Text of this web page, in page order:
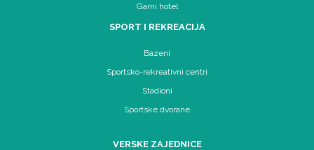
Garni hotel
SPORT I REKREACIJA
Bazeni
Sportsko-rekreativni centri
Stadioni
Sportske dvorane
VERSKE ZAJEDNICE